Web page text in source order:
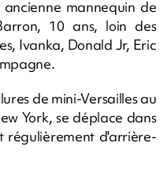
mannequin de
10 ans, loin des
Ivanka, Donald Jr, Eric
de mini-Versailles au
York, se déplace dans
régulièrement d'arrière-